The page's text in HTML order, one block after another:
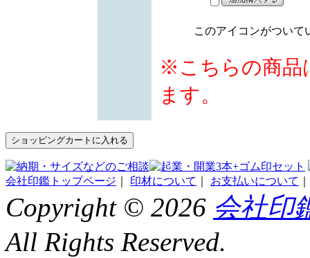
このアイコンがついて
※こちらの商品
ます。
会社印鑑トップページ 印材について お支払いについて
Copyright © 2026 会社印
All Rights Reserved.